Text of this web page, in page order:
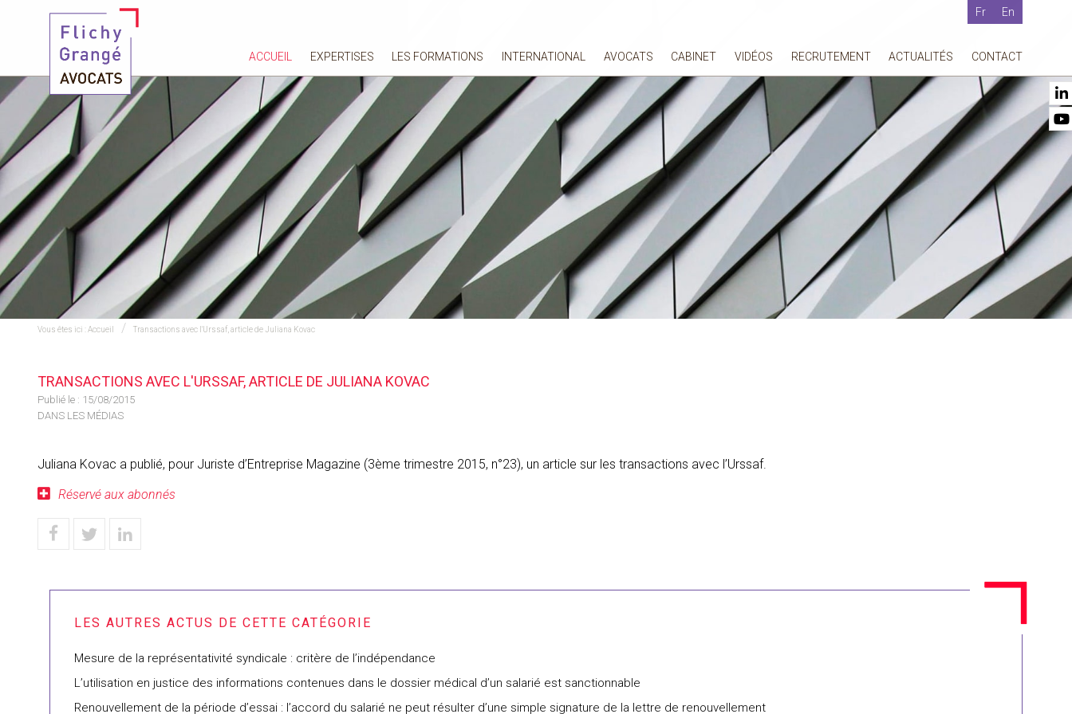
Fr En
ACCUEIL EXPERTISES LES FORMATIONS INTERNATIONAL AVOCATS CABINET VIDÉOS RECRUTEMENT ACTUALITÉS CONTACT
Vous êtes ici :Accueil Transactions avec l'Urssaf, article de Juliana Kovac
TRANSACTIONS AVEC L'URSSAF, ARTICLE DE JULIANA KOVAC
Publié le : 15/08/2015
DANS LES MÉDIAS
Juliana Kovac a publié, pour Juriste d’Entreprise Magazine (3ème trimestre 2015, n°23), un article sur les transactions avec l’Urssaf.
Réservé aux abonnés
Mesure de la représentativité syndicale : critère de l’indépendance
L’utilisation en justice des informations contenues dans le dossier médical d’un salarié est sanctionnable
Renouvellement de la période d’essai : l’accord du salarié ne peut résulter d’une simple signature de la lettre de renouvellement